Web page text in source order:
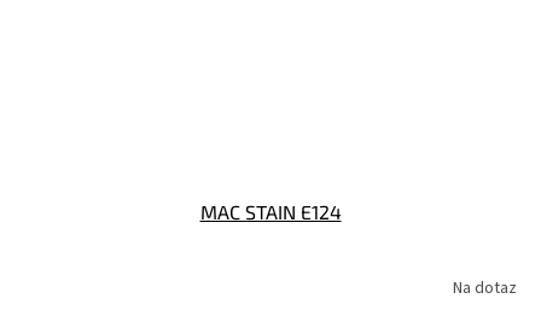
MAC STAIN E124
Na dotaz